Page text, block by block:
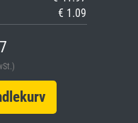
€ 1.09